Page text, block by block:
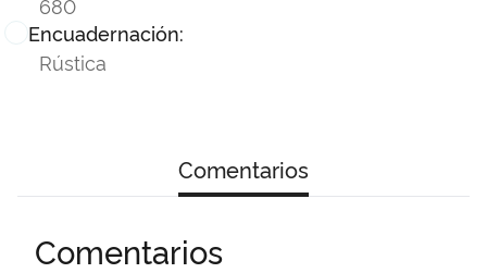
Encuadernación:
Rústica
Comentarios
Comentarios